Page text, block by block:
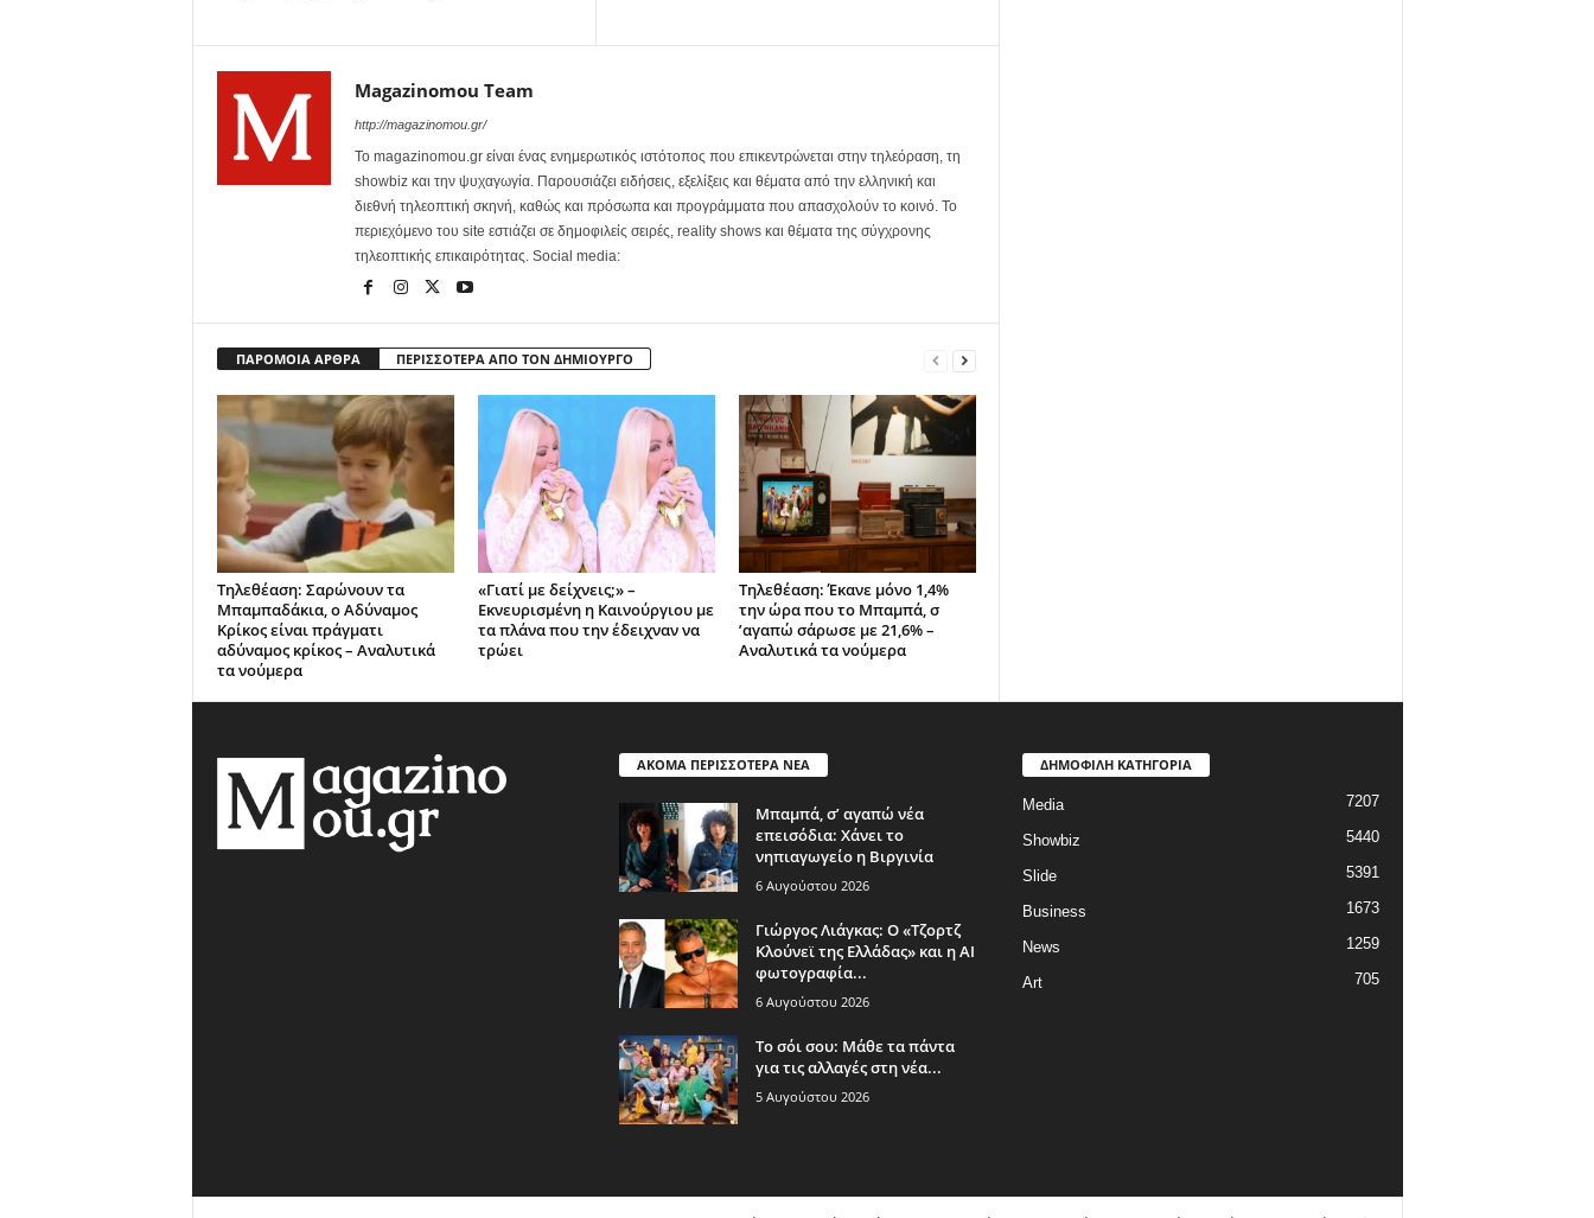
Magazinomou Team
http://magazinomou.gr/
Το magazinomou.gr είναι ένας ενημερωτικός ιστότοπος που επικεντρώνεται στην τηλεόραση, τη
showbiz και την ψυχαγωγία. Παρουσιάζει ειδήσεις, εξελίξεις και θέματα από την ελληνική και
διεθνή τηλεοπτική σκηνή, καθώς και πρόσωπα και προγράμματα που απασχολούν το κοινό. Το
περιεχόμενο του site εστιάζει σε δημοφιλείς σειρές, reality shows και θέματα της σύγχρονης
τηλεοπτικής επικαιρότητας. Social media:
ΠΑΡΟΜΟΙΑ ΑΡΘΡΑ ΠΕΡΙΣΣΟΤΕΡΑ ΑΠΟ ΤΟΝ ΔΗΜΙΟΥΡΓΟ
Τηλεθέαση: Σαρώνουν τα
Μπαμπαδάκια, ο Αδύναμος
Κρίκος είναι πράγματι
αδύναμος κρίκος – Αναλυτικά
τα νούμερα
«Γιατί με δείχνεις;» –
Εκνευρισμένη η Καινούργιου με
τα πλάνα που την έδειχναν να
τρώει
Τηλεθέαση: Έκανε μόνο 1,4%
την ώρα που το Μπαμπά, σ
’αγαπώ σάρωσε με 21,6% –
Αναλυτικά τα νούμερα
ΑΚΟΜΑ ΠΕΡΙΣΣΟΤΕΡΑ ΝΕΑ
Μπαμπά, σ’ αγαπώ νέα
επεισόδια: Χάνει το
νηπιαγωγείο η Βιργινία
6 Αυγούστου 2026
Γιώργος Λιάγκας: Ο «Τζορτζ
Κλούνεϊ της Ελλάδας» και η AI
φωτογραφία...
6 Αυγούστου 2026
Το σόι σου: Μάθε τα πάντα
για τις αλλαγές στη νέα...
5 Αυγούστου 2026
ΔΗΜΟΦΙΛΗ ΚΑΤΗΓΟΡΙΑ
Media 7207
Showbiz 5440
Slide 5391
Business 1673
News 1259
Art 705